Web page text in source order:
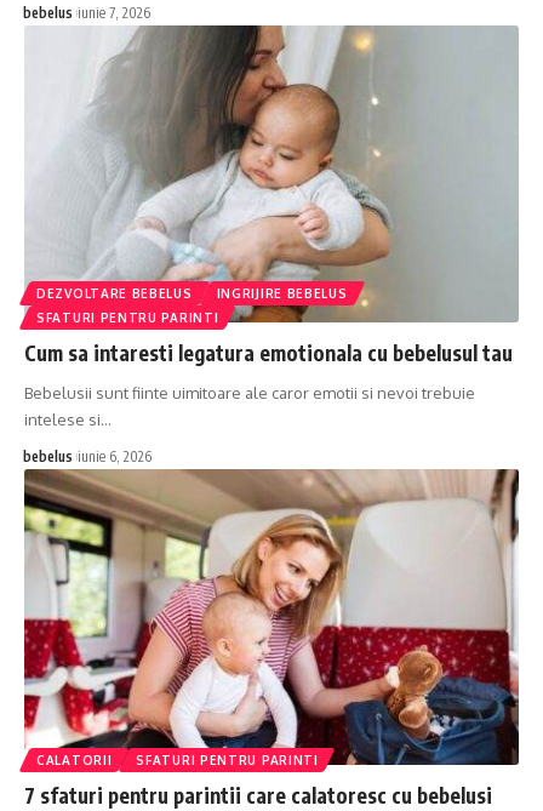
bebelus iunie 7, 2026
DEZVOLTARE BEBELUS
INGRIJIRE BEBELUS
SFATURI PENTRU PARINTI
Cum sa intaresti legatura emotionala cu bebelusul tau
Bebelusii sunt fiinte uimitoare ale caror emotii si nevoi trebuie
intelese si…
bebelus iunie 6, 2026
CALATORII SFATURI PENTRU PARINTI
7 sfaturi pentru parintii care calatoresc cu bebelusi